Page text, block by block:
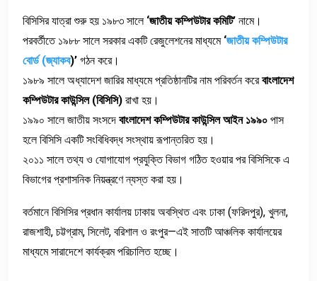
বিসিসির যাত্রা শুরু হয় ১৯৮৩ সালে ‘জাতীয় কম্পিউটার কমিটি’ নামে।
পরবর্তীতে ১৯৮৮ সালে সরকার একটি রেজুলেশনের মাধ্যমে ‘জাতীয় কম্পিউটার
বোর্ড(জ্যাকব)’ গঠন করে।
১৯৮৯ সালে অধ্যাদেশ জারির মাধ্যমে প্রতিষ্ঠানটির নাম পরিবর্তন করেবাংলাদেশ
কম্পিউটার কাউন্সিল(বিসিসি) রাখা হয়।
১৯৯০ সালে জাতীয় সংসদে বাংলাদেশ কম্পিউটার কাউন্সিল আইন ১৯৯০ পাস
হলে বিসিসি একটি সংবিধিবদ্ধ সংস্থায় রূপান্তরিত হয়।
২০১১ সালে তথ্য ও যোগাযোগ প্রযুক্তি বিভাগ গঠিত হওয়ার পর বিসিসিকে এ
বিভাগের প্রশাসনিক নিয়ন্ত্রণে ন্যস্ত করা হয়।
বর্তমানে বিসিসির প্রধান কার্যালয় ঢাকায় অবস্থিত এবং ঢাকা (ফরিদপুর), খুলনা,
রাজশাহী, চট্টগ্রাম, সিলেট, বরিশাল ও রংপুর—এই সাতটি আঞ্চলিক কার্যালয়ের
মাধ্যমে সারাদেশে কার্যক্রম পরিচালিত হচ্ছে।